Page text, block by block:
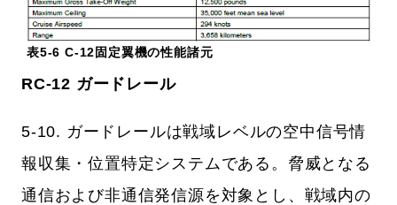
表5-6 C-12固定翼機の性能諸元
RC-12 ガードレール
5-10. ガードレールは戦域レベルの空中信号情
報収集・位置特定システムである。脅威となる
通信および非通信発信源を対象とし、戦域内の